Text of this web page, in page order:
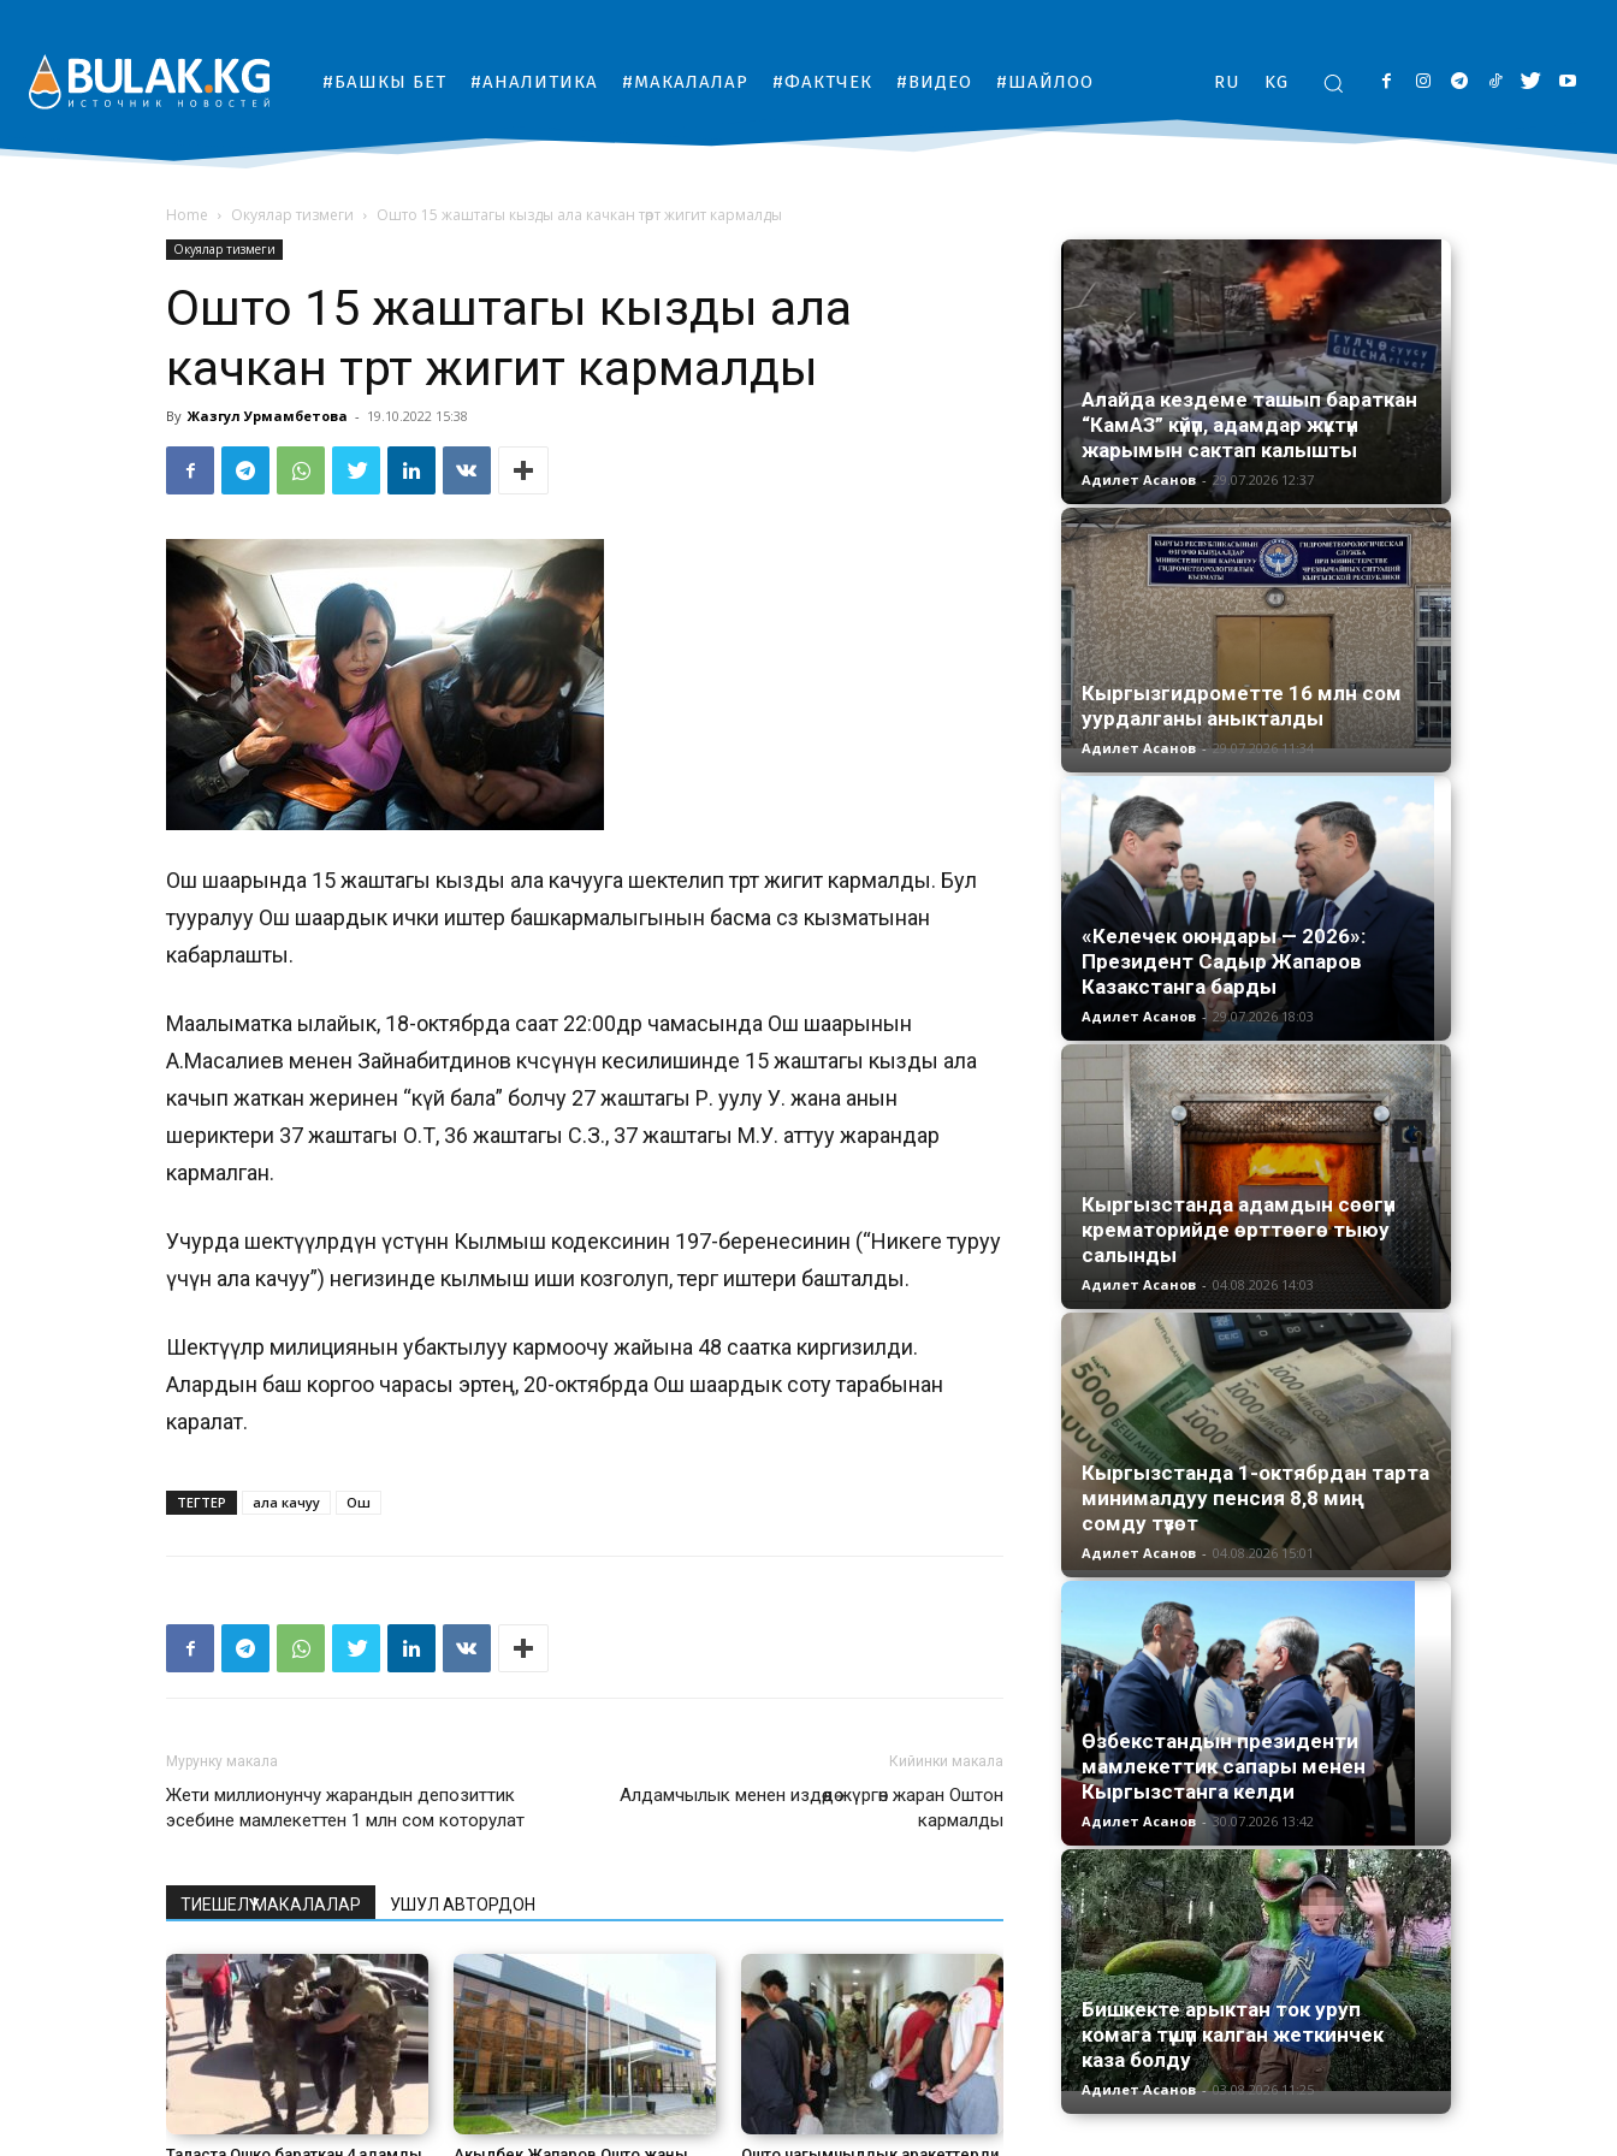
#БАШКЫ БЕТ #АНАЛИТИКА #МАКАЛАЛАР #ФАКТЧЕК #ВИДЕО #ШАЙЛОО RU KG
Home Окуялар тизмеги Ошто 15 жаштагы кызды ала качкан төрт жигит кармалды
Окуялар тизмеги
Ошто 15 жаштагы кызды ала
качкан төрт жигит кармалды
By Жазгул Урмамбетова - 19.10.2022 15:38
Ош шаарында 15 жаштагы кызды ала качууга шектелип төрт жигит кармалды. Бул
тууралуу Ош шаардык ички иштер башкармалыгынын басма сөз кызматынан
кабарлашты.
Маалыматка ылайык, 18-октябрда саат 22:00дөр чамасында Ош шаарынын
А.Масалиев менен Зайнабитдинов көчөсүнүн кесилишинде 15 жаштагы кызды ала
качып жаткан жеринен “күйөө бала” болчу 27 жаштагы Р. уулу У. жана анын
шериктери 37 жаштагы О.Т, 36 жаштагы С.З., 37 жаштагы М.У. аттуу жарандар
кармалган.
Учурда шектүүлөрдүн үстүнөн Кылмыш кодексинин 197-беренесинин (“Никеге туруу
үчүн ала качуу”) негизинде кылмыш иши козголуп, тергөө иштери башталды.
Шектүүлөр милициянын убактылуу кармоочу жайына 48 саатка киргизилди.
Алардын баш коргоо чарасы эртең, 20-октябрда Ош шаардык соту тарабынан
каралат.
ТЕГТЕР ала качуу Ош
Мурунку макала
Жети миллионунчу жарандын депозиттик
эсебине мамлекеттен 1 млн сом которулат
Кийинки макала
Алдамчылык менен издөөдө жүргөн жаран Оштон
кармалды
ТИЕШЕЛҮҮ МАКАЛАЛАР УШУЛ АВТОРДОН
Алайда кездеме ташып бараткан
“КамАЗ” күйүп, адамдар жүктүн
жарымын сактап калышты
Адилет Асанов - 29.07.2026 12:37
Кыргызгидрометте 16 млн сом
уурдалганы аныкталды
Адилет Асанов - 29.07.2026 11:34
«Келечек оюндары — 2026»:
Президент Садыр Жапаров
Казакстанга барды
Адилет Асанов - 29.07.2026 18:03
Кыргызстанда адамдын сөөгүн
крематорийде өрттөөгө тыюу
салынды
Адилет Асанов - 04.08.2026 14:03
Кыргызстанда 1-октябрдан тарта
минималдуу пенсия 8,8 миң
сомду түзөт
Адилет Асанов - 04.08.2026 15:01
Өзбекстандын президенти
мамлекеттик сапары менен
Кыргызстанга келди
Адилет Асанов - 30.07.2026 13:42
Бишкекте арыктан ток уруп
комага түшүп калган жеткинчек
каза болду
Адилет Асанов - 03.08.2026 11:25